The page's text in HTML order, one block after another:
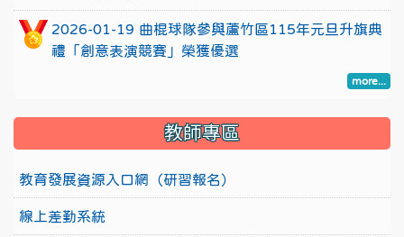
2026-01-19 曲棍球隊參與蘆竹區115年元旦升旗典
禮「創意表演競賽」榮獲優選
more...
教師專區
教育發展資源入口網（研習報名）
線上差勤系統